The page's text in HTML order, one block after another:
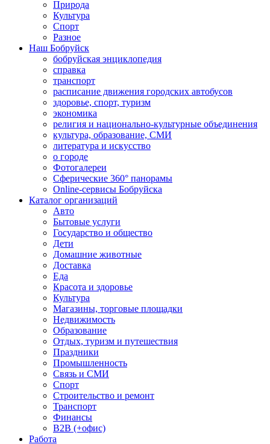
Природа
Культура
Спорт
Разное
Наш Бобруйск
бобруйская энциклопедия
справка
транспорт
расписание движения городских автобусов
здоровье, спорт, туризм
экономика
религия и национально-культурные объединения
культура, образование, СМИ
литература и искусство
о городе
Фотогалереи
Сферические 360° панорамы
Online-сервисы Бобруйска
Каталог организаций
Авто
Бытовые услуги
Государство и общество
Дети
Домашние животные
Доставка
Еда
Красота и здоровье
Культура
Магазины, торговые площадки
Недвижимость
Образование
Отдых, туризм и путешествия
Праздники
Промышленность
Связь и СМИ
Спорт
Строительство и ремонт
Транспорт
Финансы
B2B (+офис)
Работа